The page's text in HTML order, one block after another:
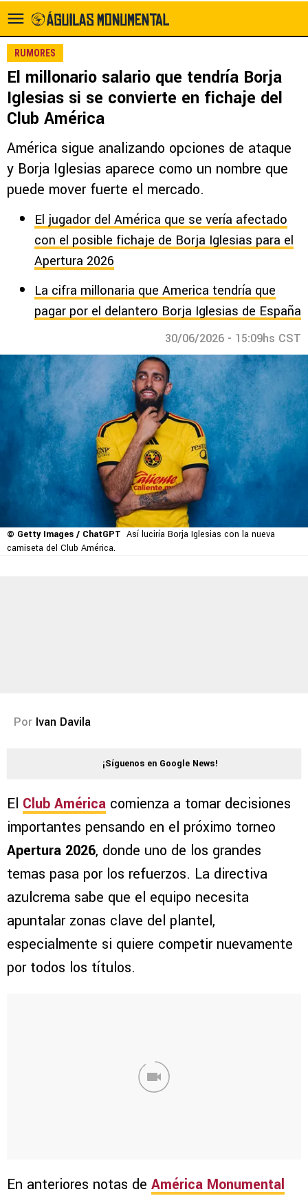
RUMORES
El millonario salario que tendría Borja
Iglesias si se convierte en fichaje del
Club América
América sigue analizando opciones de ataque
y Borja Iglesias aparece como un nombre que
puede mover fuerte el mercado.
El jugador del América que se vería afectado
con el posible fichaje de Borja Iglesias para el
Apertura 2026
La cifra millonaria que America tendría que
pagar por el delantero Borja Iglesias de España
30/06/2026 - 15:09hs CST
© Getty Images / ChatGPT Así luciría Borja Iglesias con la nueva
camiseta del Club América.
Por Ivan Davila
¡Síguenos en Google News!
El Club América comienza a tomar decisiones
importantes pensando en el próximo torneo
Apertura 2026, donde uno de los grandes
temas pasa por los refuerzos. La directiva
azulcrema sabe que el equipo necesita
apuntalar zonas clave del plantel,
especialmente si quiere competir nuevamente
por todos los títulos.
En anteriores notas de América Monumental